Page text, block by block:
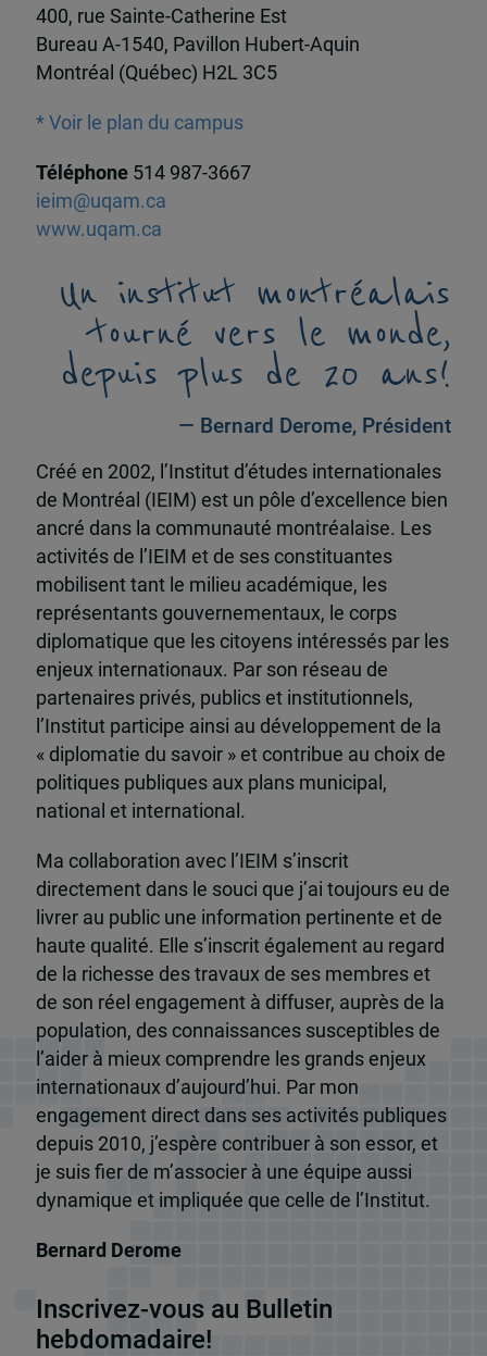
400, rue Sainte-Catherine Est
Bureau A-1540, Pavillon Hubert-Aquin
Montréal (Québec) H2L 3C5
* Voir le plan du campus
Téléphone 514 987-3667
ieim@uqam.ca
www.uqam.ca
Un institut montréalais
tourné vers le monde,
depuis plus de 20 ans!
— Bernard Derome, Président
Créé en 2002, l’Institut d’études internationales
de Montréal (IEIM) est un pôle d’excellence bien
ancré dans la communauté montréalaise. Les
activités de l’IEIM et de ses constituantes
mobilisent tant le milieu académique, les
représentants gouvernementaux, le corps
diplomatique que les citoyens intéressés par les
enjeux internationaux. Par son réseau de
partenaires privés, publics et institutionnels,
l’Institut participe ainsi au développement de la
« diplomatie du savoir » et contribue au choix de
politiques publiques aux plans municipal,
national et international.
Ma collaboration avec l’IEIM s’inscrit
directement dans le souci que j’ai toujours eu de
livrer au public une information pertinente et de
haute qualité. Elle s’inscrit également au regard
de la richesse des travaux de ses membres et
de son réel engagement à diffuser, auprès de la
population, des connaissances susceptibles de
l’aider à mieux comprendre les grands enjeux
internationaux d’aujourd’hui. Par mon
engagement direct dans ses activités publiques
depuis 2010, j’espère contribuer à son essor, et
je suis fier de m’associer à une équipe aussi
dynamique et impliquée que celle de l’Institut.
Bernard Derome
Inscrivez-vous au Bulletin
hebdomadaire!